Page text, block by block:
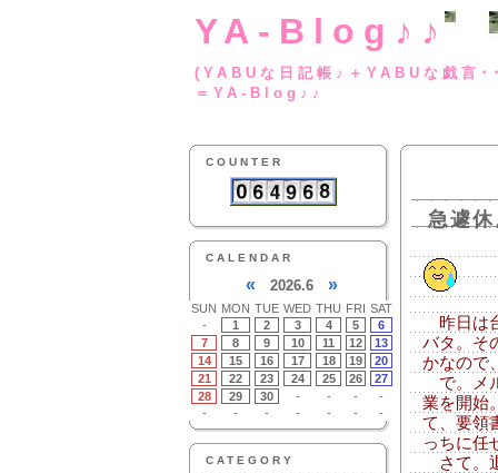
YA-Blog♪♪
(YABUな日記帳♪
＝YA-Blog♪♪
COUNTER
CALENDAR
« 2026.6 »
SUN MON TUE WED THU FRI SAT
-
1 2 3 4 5
6
7
8 9 10 11 12
13
14
15 16 17 18 19
20
21
22 23 24 25 26
27
28
29 30 - - -
-
-
- - - - - -
CATEGORY
急遽
昨日は
バタ。そ
かなので
で。メ
業を開始
て、要領
っちに任
さて。